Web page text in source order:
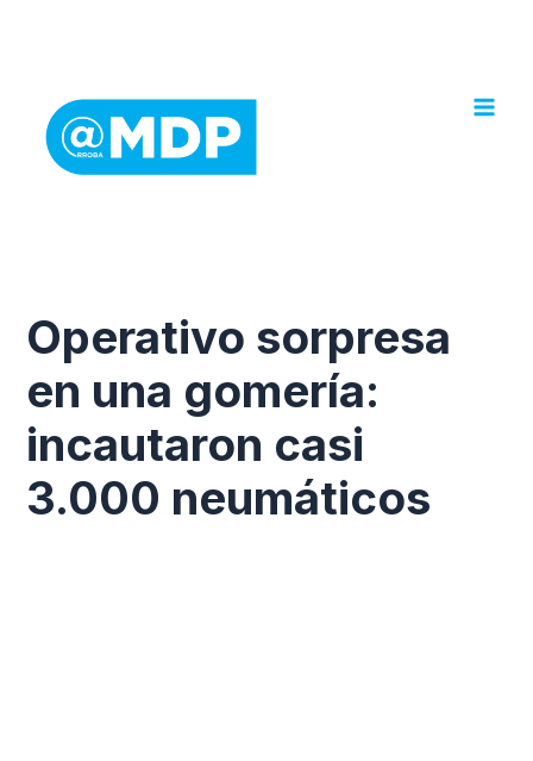
Operativo sorpresa
en una gomería:
incautaron casi
3.000 neumáticos